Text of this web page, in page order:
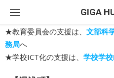
content
GIGA
★教育委員会の支援は、 文部科
務局へ
★学校ICT化の支援は、 学校学